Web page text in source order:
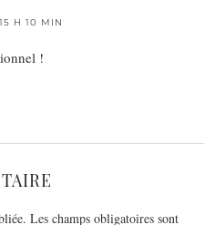
H 10 MIN
!
Les champs obligatoires sont